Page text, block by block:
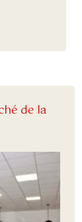
de la